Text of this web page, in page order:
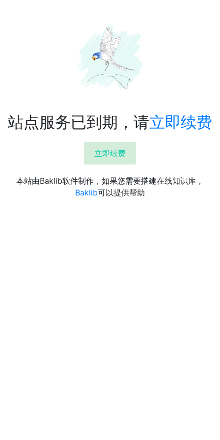
站点服务已到期，请立即续费
立即续费
本站由Baklib软件制作，如果您需要搭建在线知识库，
Baklib可以提供帮助